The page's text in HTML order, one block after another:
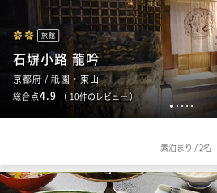
12 3 4 5
旅館
石塀小路 龍吟
京都府 / 祇園・東山
総合点4.9 （ 10件のレビュー）
素泊まり /2名